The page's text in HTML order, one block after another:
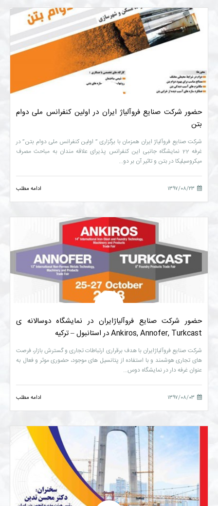
حضور شرکت صنایع فروآلیاژ ایران در اولین کنفرانس ملی دوام
بتن
شرکت صنایع فروآلیاژ ایران همزمان با برگزاری ” اولین کنفرانس ملی دوام بتن” در
غرفه 22 نمایشگاه جانبی این کنفرانس پذیرای علاقه مندان به مباحث مصرف
میکروسیلیکا در بتن و تاثیر آن بر دو...
۱۳۹۷/۰۸/۲۳ ادامه مطلب
حضور شرکت صنایع فروآلیاژایران در نمایشگاه دوسالانه ی
Ankiros, Annofer, Turkcast در استانبول – ترکیه
شرکت صنایع فروآلیاژایران با هدف برقراری ارتباطات تجاری و گسترش بازار، فرصت
های تجاری هوشمند و با استفاده از پتانسیل های موجود، حضوری موثر و فعال به
عنوان غرفه دار در نمایشگاه دوس...
۱۳۹۷/۰۸/۰۳ ادامه مطلب